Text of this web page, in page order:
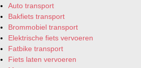
Auto transport
Bakfiets transport
Brommobiel transport
Elektrische fiets vervoeren
Fatbike transport
Fiets laten vervoeren